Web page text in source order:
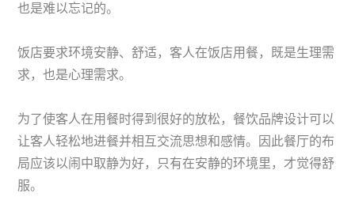
也是难以忘记的。
饭店要求环境安静、舒适，客人在饭店用餐，既是生理需
求，也是心理需求。
为了使客人在用餐时得到很好的放松，餐饮品牌设计可以
让客人轻松地进餐并相互交流思想和感情。因此餐厅的布
局应该以闹中取静为好，只有在安静的环境里，才觉得舒
服。